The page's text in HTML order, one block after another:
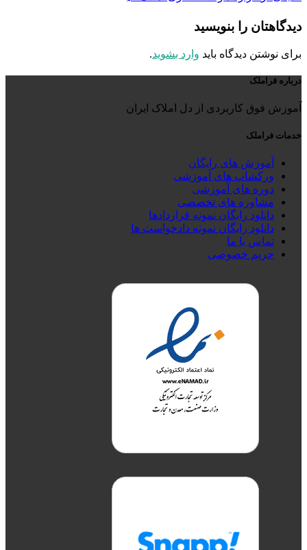
دیدگاهتان را بنویسید
برای نوشتن دیدگاه باید وارد بشوید.
درباره فراملک
آموزش فوق کاربردی از دل املاک ایران
خدمات فراملک
آموزش های رایگان
ورکشاپ های آموزشی
دوره های آموزشی
مشاوره های تخصصی
دانلود رایگان نمونه قراردادها
دانلود رایگان نمونه دادخواست ها
تماس با ما
حریم خصوصی